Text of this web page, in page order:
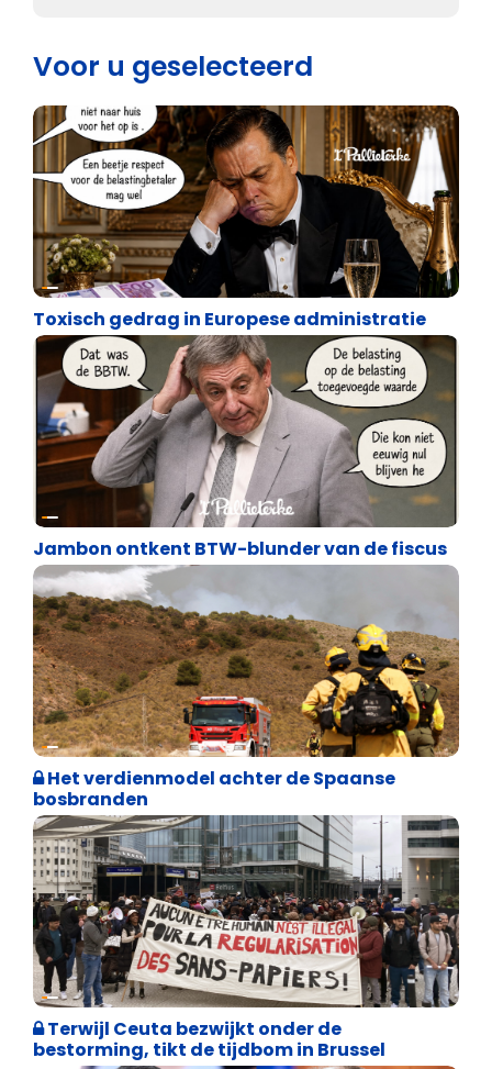
Voor u geselecteerd
Satire
Toxisch gedrag in Europese administratie
Jambon ontkent BTW-blunder van de fiscus
Internationale politiek
Het verdienmodel achter de Spaanse
bosbranden
Asiel en Migratie
Terwijl Ceuta bezwijkt onder de
bestorming, tikt de tijdbom in Brussel